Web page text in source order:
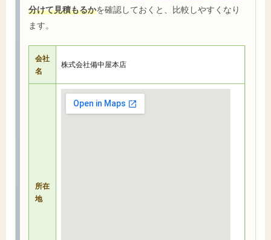
分けて見積もるかを確認しておくと、比較しやすくなり
ます。
会社
名
株式会社備中屋本店
所在
地